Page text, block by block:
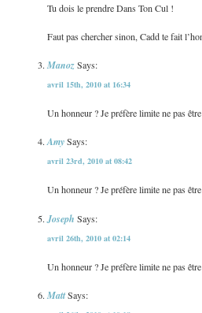
Tu dois le prendre Dans Ton Cul !
Faut pas chercher sinon, Cadd te fait
ManozSays:
avril 15th, 2010 at 16:34
Un honneur ? Je préfère limite ne pas
AmySays:
avril 23rd, 2010 at 08:42
Un honneur ? Je préfère limite ne pas
Joseph Says:
avril 26th, 2010 at 02:14
Un honneur ? Je préfère limite ne pas
MattSays: